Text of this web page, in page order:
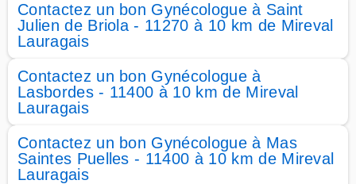
Contactez un bon Gynécologue à Saint
Julien de Briola - 11270 à 10 km de Mireval
Lauragais
Contactez un bon Gynécologue à
Lasbordes - 11400 à 10 km de Mireval
Lauragais
Contactez un bon Gynécologue à Mas
Saintes Puelles - 11400 à 10 km de Mireval
Lauragais